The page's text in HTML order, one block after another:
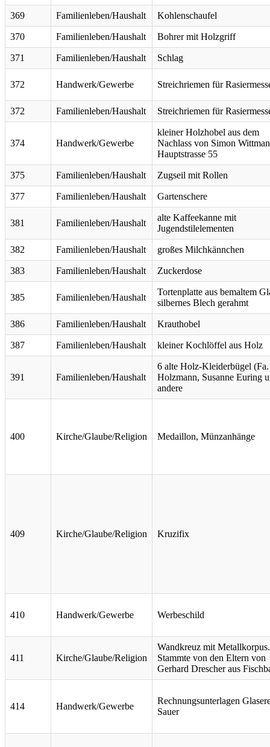
369 Familienleben/Haushalt Kohlenschaufel
370 Familienleben/Haushalt Bohrer mit Holzgriff
371 Familienleben/Haushalt Schlag
372 Handwerk/Gewerbe Streichriemen für
372 Familienleben/Haushalt Streichriemen für
374 Handwerk/Gewerbe
kleiner Holzhobel aus dem
Nachlass von Simon
Hauptstrasse 55
375 Familienleben/Haushalt Zugseil mit Rollen
377 Familienleben/Haushalt Gartenschere
381 Familienleben/Haushalt
alte Kaffeekanne mit
Jugendstilelementen
382 Familienleben/Haushalt großes Milchkännchen
383 Familienleben/Haushalt Zuckerdose
385 Familienleben/Haushalt
Tortenplatte aus bemaltem
silbernes Blech gerahmt
386 Familienleben/Haushalt Krauthobel
387 Familienleben/Haushalt kleiner Kochlöffel aus Holz
391 Familienleben/Haushalt
6 alte Holz-Kleiderbügel (Fa.
Holzmann, Susanne Euring
andere
400 Kirche/Glaube/Religion Medaillon, Münzanhänge
409 Kirche/Glaube/Religion Kruzifix
410 Handwerk/Gewerbe Werbeschild
411 Kirche/Glaube/Religion
Wandkreuz mit Metallkorpus.
Stammte von den Eltern von
Gerhard Drescher aus
414 Handwerk/Gewerbe
Rechnungsunterlagen
Sauer